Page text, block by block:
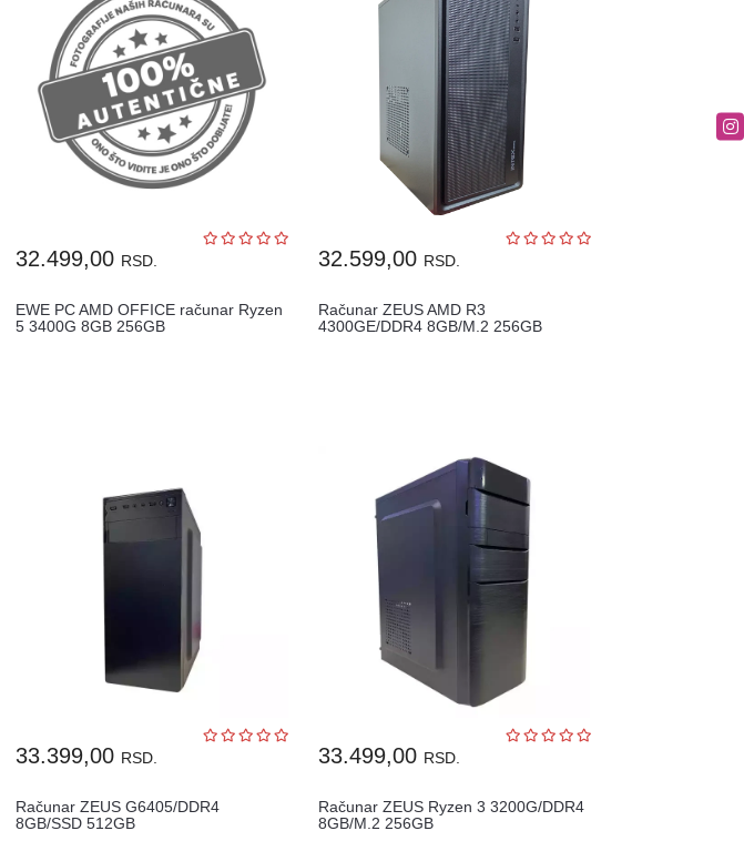
32.499,00 RSD.
EWE PC AMD OFFICE računar Ryzen
5 3400G 8GB 256GB
32.599,00 RSD.
Računar ZEUS AMD R3
4300GE/DDR4 8GB/M.2 256GB
33.399,00 RSD.
Računar ZEUS G6405/DDR4
8GB/SSD 512GB
33.499,00 RSD.
Računar ZEUS Ryzen 3 3200G/DDR4
8GB/M.2 256GB